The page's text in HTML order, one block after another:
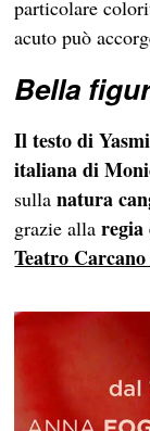
particolare
acuto può
Bella
Il testo di
italiana di
sullanatura
grazie alla
Teatro